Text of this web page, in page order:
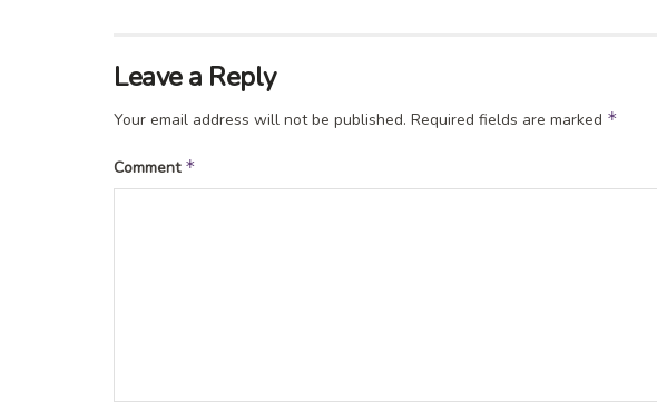
Leave a Reply
Your email address will not be published. Required fields are marked *
Comment *